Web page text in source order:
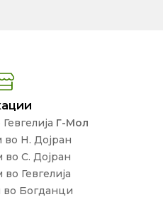
Г-Мол
Н. Дојран
С. Дојран
Гевгелија
Богданци